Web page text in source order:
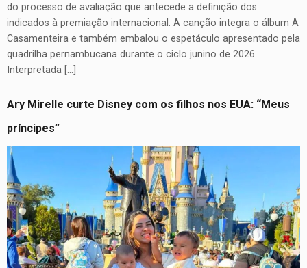
do processo de avaliação que antecede a definição dos
indicados à premiação internacional. A canção integra o álbum A
Casamenteira e também embalou o espetáculo apresentado pela
quadrilha pernambucana durante o ciclo junino de 2026.
Interpretada […]
Ary Mirelle curte Disney com os filhos nos EUA: “Meus
príncipes”